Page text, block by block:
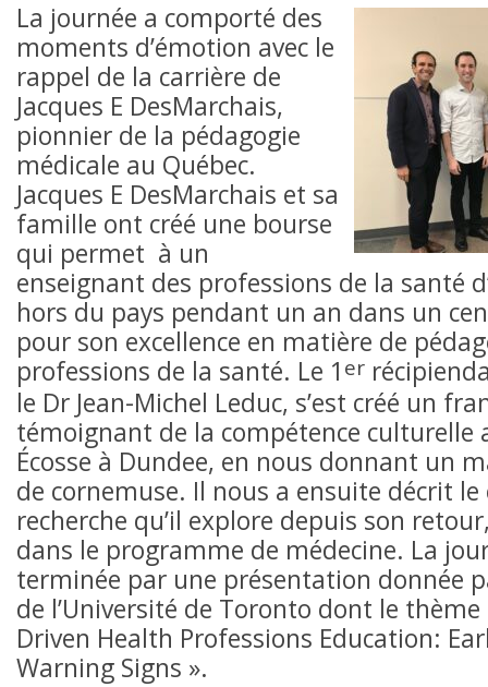
La journée a comporté des
moments d’émotion avec le
rappel de la carrière de
Jacques E DesMarchais,
pionnier de la pédagogie
médicale au Québec.
Jacques E DesMarchais et sa
famille ont créé une bourse
qui permet à un
enseignant des professions de la santé
hors du pays pendant un an dans un
pour son excellence en matière de
professions de la santé. Le 1 er
le Dr Jean-Michel Leduc, s’est créé un
témoignant de la compétence culturelle
Écosse à Dundee, en nous donnant un
de cornemuse. Il nous a ensuite décrit
recherche qu’il explore depuis son
dans le programme de médecine. La
terminée par une présentation donnée
de l’Université de Toronto dont le
Driven Health Professions Education:
Warning Signs ».